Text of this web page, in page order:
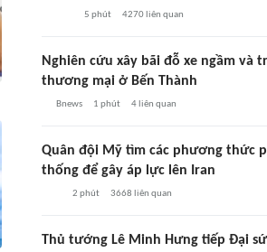
5 phút 4270 liên quan
Nghiên cứu xây bãi đỗ xe ngầm và
thương mại ở Bến Thành
Bnews 1 phút 4 liên quan
Quân đội Mỹ tìm các phương thức
thống để gây áp lực lên Iran
2 phút 3668 liên quan
Thủ tướng Lê Minh Hưng tiếp Đại